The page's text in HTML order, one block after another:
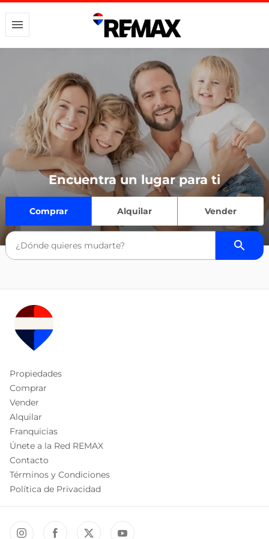
Encuentra un lugar para ti
Comprar Alquilar Vender
Propiedades
Comprar
Vender
Alquilar
Franquicias
Únete a la Red REMAX
Contacto
Términos y Condiciones
Política de Privacidad